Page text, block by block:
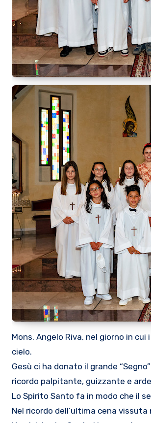
Mons. Angelo Riva, nel giorno in cui i nostri ragazzi hanno ricevuto i sacramenti, ci ha ricordato che sono state queste le parole di Gesù prima di lasciarci per salire al
cielo.
Gesù ci ha donato il grande
ricordo palpitante, guizzante e
Lo Spirito Santo fa in modo che il
Nel ricordo dell’ultima cena